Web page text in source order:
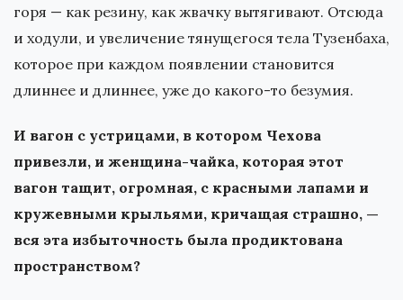
горя — как резину, как жвачку вытягивают. Отсюда
и ходули, и увеличение тянущегося тела Тузенбаха,
которое при каждом появлении становится
длиннее и длиннее, уже до какого-то безумия.
И вагон с устрицами, в котором Чехова
привезли, и женщина-чайка, которая этот
вагон тащит, огромная, с красными лапами и
кружевными крыльями, кричащая страшно, —
вся эта избыточность была продиктована
пространством?